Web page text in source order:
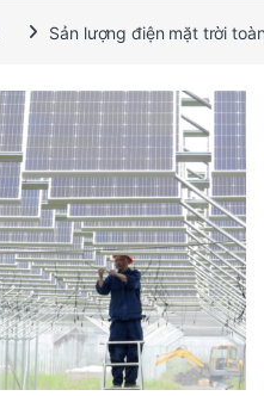
Sản lượng điện mặt trời